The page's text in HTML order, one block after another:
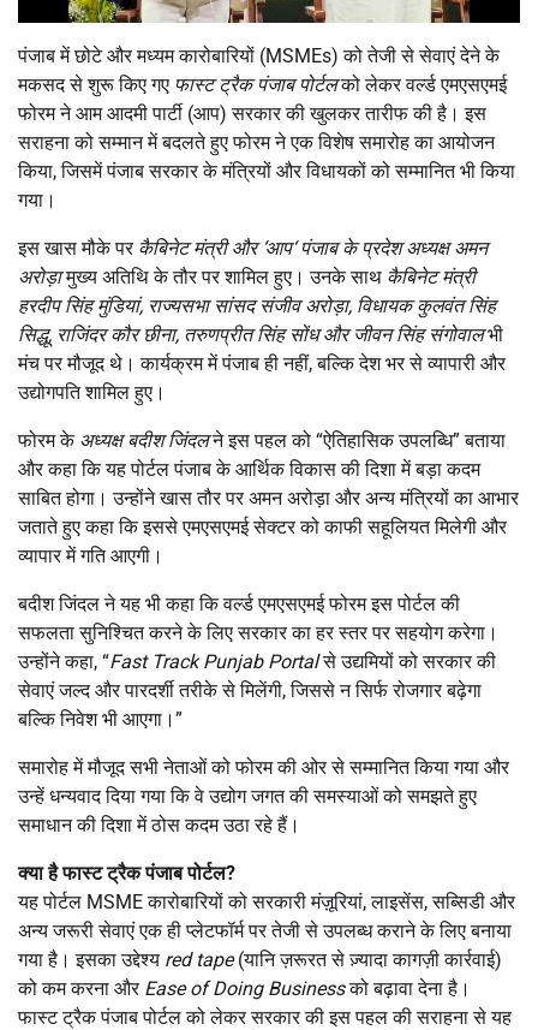
पंजाब में छोटे और मध्यम कारोबारियों (MSMEs) को तेजी से सेवाएं देने के
मकसद से शुरू किए गए फास्ट ट्रैक पंजाब पोर्टलको लेकर वर्ल्ड एमएसएमई
फोरम ने आम आदमी पार्टी (आप) सरकार की खुलकर तारीफ की है। इस
सराहना को सम्मान में बदलते हुए फोरम ने एक विशेष समारोह का आयोजन
किया, जिसमें पंजाब सरकार के मंत्रियों और विधायकों को सम्मानित भी किया
गया।
इस खास मौके पर कैबिनेट मंत्री और आप‘पंजाब के प्रदेश अध्यक्ष अमन
अरोड़ामुख्य अतिथि के तौर पर शामिल हुए। उनके साथ कैबिनेट मंत्री
हरदीप सिंह मुंडियां, राज्यसभा सांसद संजीव अरोड़ा, विधायक कुलवंत सिंह
सिद्धू, राजिंदर कौर छीना, तरुणप्रीत सिंह सोंध और जीवन सिंह संगोवालभी
मंच पर मौजूद थे। कार्यक्रम में पंजाब ही नहीं, बल्कि देश भर से व्यापारी और
उद्योगपति शामिल हुए।
फोरम के अध्यक्ष बदीश जिंदलने इस पहल को “ऐतिहासिक उपलब्धि” बताया
और कहा कि यह पोर्टल पंजाब के आर्थिक विकास की दिशा में बड़ा कदम
साबित होगा। उन्होंने खास तौर पर अमन अरोड़ा और अन्य मंत्रियों का आभार
जताते हुए कहा कि इससे एमएसएमई सेक्टर को काफी सहूलियत मिलेगी और
व्यापार में गति आएगी।
बदीश जिंदल ने यह भी कहा कि वर्ल्ड एमएसएमई फोरम इस पोर्टल की
सफलता सुनिश्चित करने के लिए सरकार का हर स्तर पर सहयोग करेगा।
उन्होंने कहा, “Fast Track Punjab Portalसे उद्यमियों को सरकार की
सेवाएं जल्द और पारदर्शी तरीके से मिलेंगी, जिससे न सिर्फ रोजगार बढ़ेगा
बल्कि निवेश भी आएगा।”
समारोह में मौजूद सभी नेताओं को फोरम की ओर से सम्मानित किया गया और
उन्हें धन्यवाद दिया गया कि वे उद्योग जगत की समस्याओं को समझते हुए
समाधान की दिशा में ठोस कदम उठा रहे हैं।
क्या है फास्ट ट्रैक पंजाब पोर्टल?
यह पोर्टल MSME कारोबारियों को सरकारी मंज़ूरियां, लाइसेंस, सब्सिडी और
अन्य जरूरी सेवाएं एक ही प्लेटफॉर्म पर तेजी से उपलब्ध कराने के लिए बनाया
गया है। इसका उद्देश्य red tape(यानि ज़रूरत से ज़्यादा कागज़ी कार्रवाई)
को कम करना और Ease of Doing Businessको बढ़ावा देना है।
फास्ट ट्रैक पंजाब पोर्टल को लेकर सरकार की इस पहल की सराहना से यह